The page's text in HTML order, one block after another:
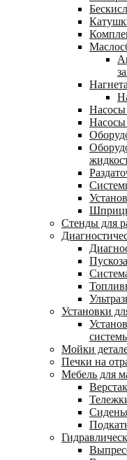
Насосы
Насосы
Стенды для
Установки
Мойки
Печки на
Мебель для